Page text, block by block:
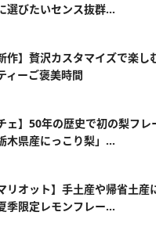
選びたいセンス抜群...
作】贅沢カスタマイズで楽し
ィーご褒美時間
ェ】50年の歴史で初の梨フレ
県産にっこり梨」...
リオット】手土産や帰省土産
限定レモンフレー...